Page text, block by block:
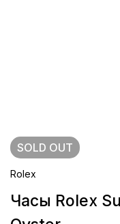
SOLD OUT
Rolex
Часы Rolex